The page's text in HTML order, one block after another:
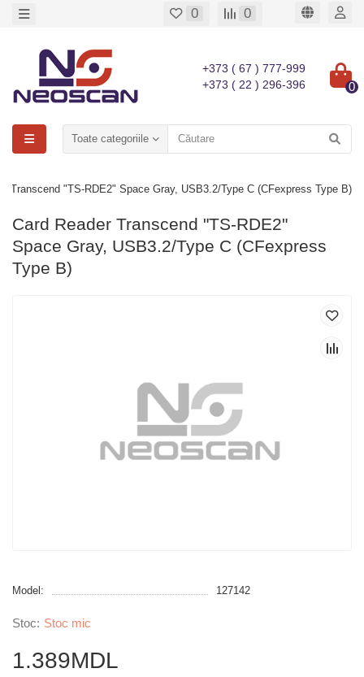
0 0
+373 ( 67 ) 777-999
+373 ( 22 ) 296-396
0
Toate categoriile
Transcend "TS-RDE2" Space Gray, USB3.2/Type C (CFexpress Type B)
Card Reader Transcend "TS-RDE2"
Space Gray, USB3.2/Type C (CFexpress
Type B)
Model: 127142
Stoc mic
1.389MDL